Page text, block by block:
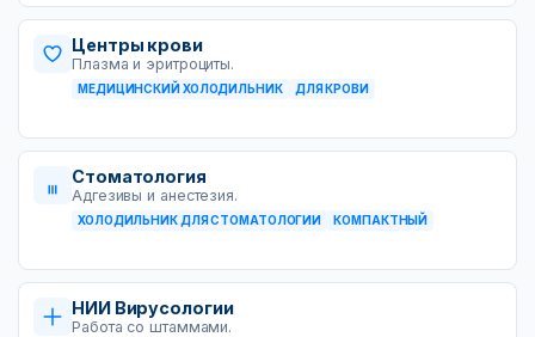
Центры крови
Плазма и эритроциты.
МЕДИЦИНСКИЙ ХОЛОДИЛЬНИК ДЛЯ КРОВИ
Стоматология
Адгезивы и анестезия.
ХОЛОДИЛЬНИК ДЛЯ СТОМАТОЛОГИИ КОМПАКТНЫЙ
НИИ Вирусологии
Работа со штаммами.